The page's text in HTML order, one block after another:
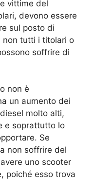
vittime del
devono essere
sul posto di
non tutti i titolari o
soffrire di
non è
un aumento dei
molto alti,
e soprattutto lo
Se
non soffrire del
uno scooter
poiché esso trova